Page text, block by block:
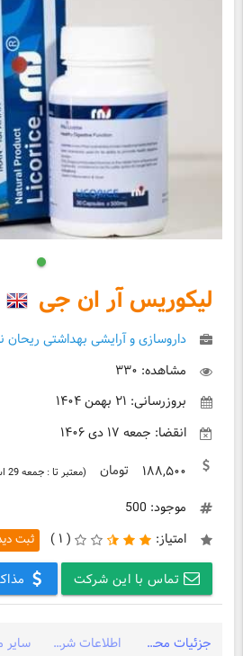
لیکوریس آر ان جی
داروسازی و آرایشی بهداشتی
مشاهده: ۳۳۰
بروزرسانی: ۲۱ بهمن ۱۴۰۴
انقضا: جمعه ۱۷ دی ۱۴۰۶
۱۸۸,۵۰۰
تومان (معتبر تا : جمعه 29 اسفند 1404)
موجود: 500
امتیاز:
( ۱ ) ثبت
تماس با این شرکت
جزئیات محصول اطلاعات شرکت